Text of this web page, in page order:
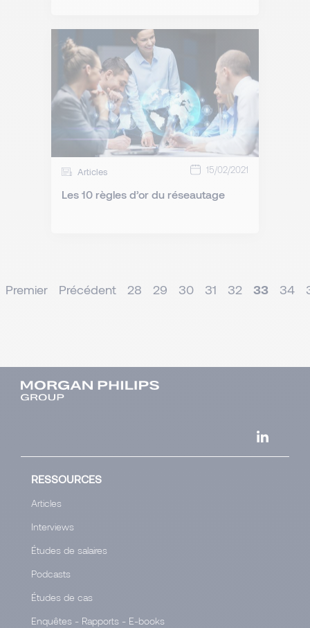
Articles 15/02/2021
Les 10 règles d’or du réseautage
Premier Précédent 28 29 30 31 32 33 34
RESSOURCES
Articles
Interviews
Études de salaires
Podcasts
Études de cas
Enquêtes - Rapports - E-books